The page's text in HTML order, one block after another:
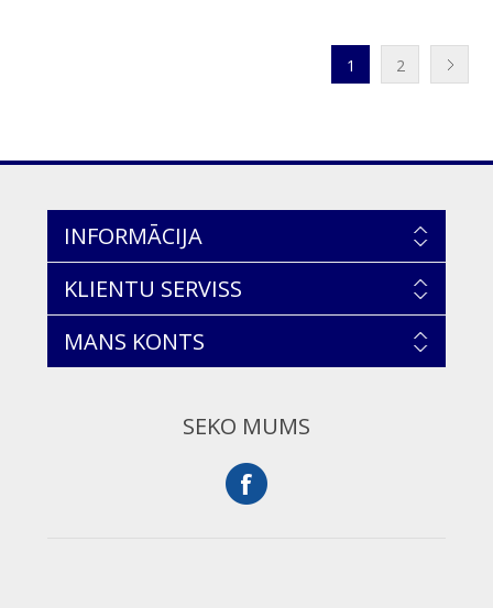
1 2
INFORMĀCIJA
KLIENTU SERVISS
MANS KONTS
SEKO MUMS